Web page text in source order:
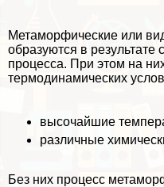
Метаморфические или
образуются в результате
процесса. При этом на
термодинамических
высочайшие
различные
Без них процесс